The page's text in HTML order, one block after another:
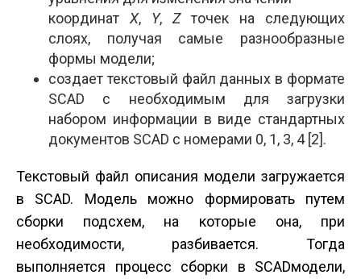
координат X, Y, Zточек на следующих
слоях, получая самые разнообразные
формы модели;
создает текстовый файл данных в формате
SCAD с необходимым для загрузки
набором информации в виде стандартных
документов SCAD с номерами 0, 1, 3, 4 [2].
Текстовый файл описания модели загружается
в SCAD. Модель можно формировать путем
сборки подсхем, на которые она, при
необходимости, разбивается. Тогда
выполняется процесс сборки в SCAD­модели,